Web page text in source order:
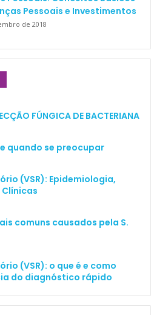
acionista de uma empresa boa
dinheiro sem ter que
é o
sócio ausente
dinheiro trabalha para vocês
Pessoais e Investimentos
de 2018
FÚNGICA DE BACTERIANA
quando se preocupar
(VSR): Epidemiologia,
comuns causados pela S.
(VSR): o que é e como
do diagnóstico rápido